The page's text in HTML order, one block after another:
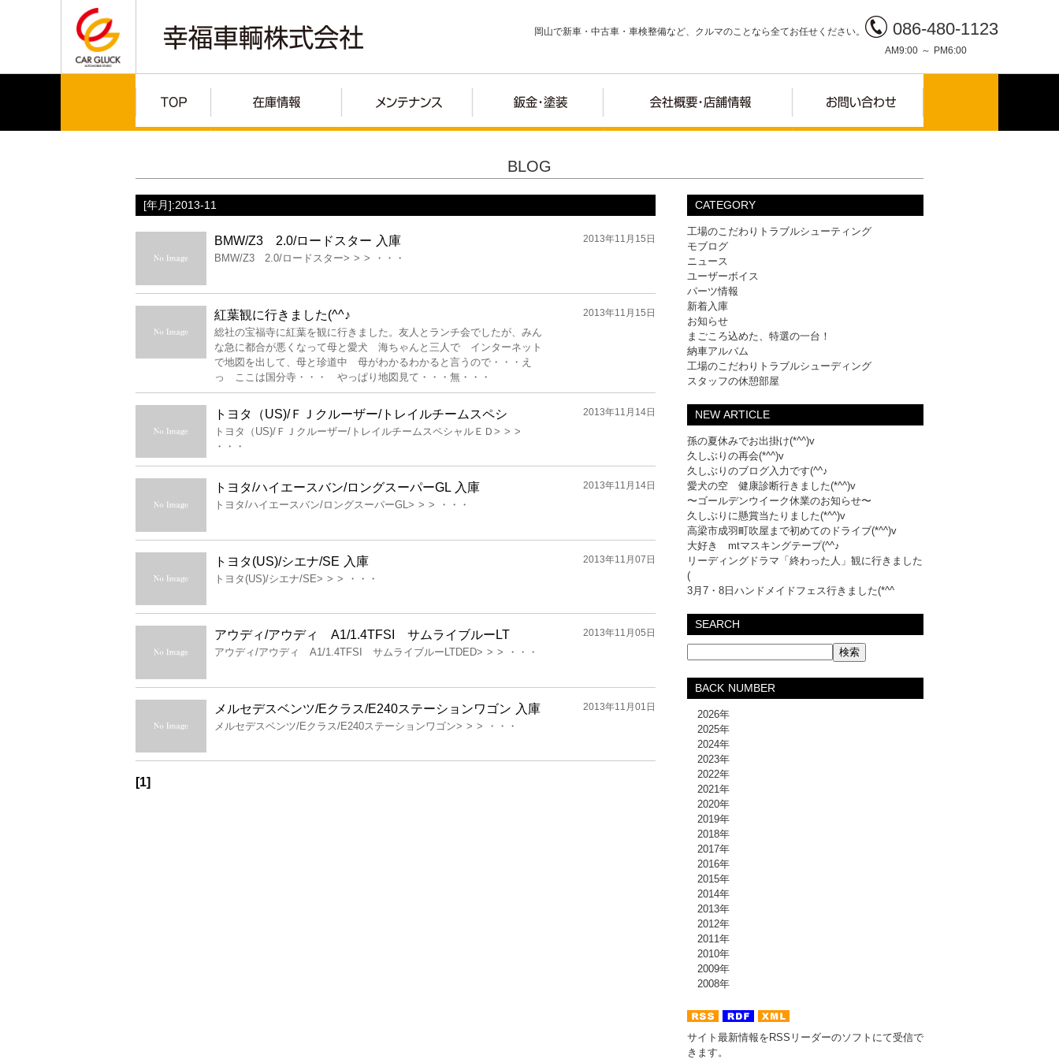
岡山で新車・中古車・車検整備など、クルマのことなら全てお任せください。 086-480-1123
AM9:00 ～ PM6:00
BLOG
[年月]:2013-11
BMW/Z3 2.0/ロードスター 入庫
BMW/Z3 2.0/ロードスター> > > ・・・
2013年11月15日
紅葉観に行きました(^^♪
総社の宝福寺に紅葉を観に行きました。友人とランチ会でしたが、みん
な急に都合が悪くなって母と愛犬 海ちゃんと三人で インターネット
で地図を出して、母と珍道中 母がわかるわかると言うので・・・え
っ ここは国分寺・・・ やっぱり地図見て・・・無・・・
2013年11月15日
トヨタ（US)/ＦＪクルーザー/トレイルチームスペシ
トヨタ（US)/ＦＪクルーザー/トレイルチームスペシャルＥＤ> > >
・・・
2013年11月14日
トヨタ/ハイエースバン/ロングスーパーGL 入庫
トヨタ/ハイエースバン/ロングスーパーGL> > > ・・・
2013年11月14日
トヨタ(US)/シエナ/SE 入庫
トヨタ(US)/シエナ/SE> > > ・・・
2013年11月07日
アウディ/アウディ A1/1.4TFSI サムライブルーLT
アウディ/アウディ A1/1.4TFSI サムライブルーLTDED> > > ・・・
2013年11月05日
メルセデスベンツ/Eクラス/E240ステーションワゴン 入庫
メルセデスベンツ/Eクラス/E240ステーションワゴン> > > ・・・
2013年11月01日
[1]
CATEGORY
工場のこだわりトラブルシューティング
モブログ
ニュース
ユーザーボイス
パーツ情報
新着入庫
お知らせ
まごころ込めた、特選の一台！
納車アルバム
工場のこだわりトラブルシューディング
スタッフの休憩部屋
NEW ARTICLE
孫の夏休みでお出掛け(*^^)v
久しぶりの再会(*^^)v
久しぶりのブログ入力です(^^♪
愛犬の空 健康診断行きました(*^^)v
〜ゴールデンウイーク休業のお知らせ〜
久しぶりに懸賞当たりました(*^^)v
高梁市成羽町吹屋まで初めてのドライブ(*^^)v
大好き mtマスキングテープ(^^♪
リーディングドラマ「終わった人」観に行きました
(
3月7・8日ハンドメイドフェス行きました(*^^
SEARCH
BACK NUMBER
2026年
2025年
2024年
2023年
2022年
2021年
2020年
2019年
2018年
2017年
2016年
2015年
2014年
2013年
2012年
2011年
2010年
2009年
2008年
サイト最新情報をRSSリーダーのソフトにて受信で
きます。